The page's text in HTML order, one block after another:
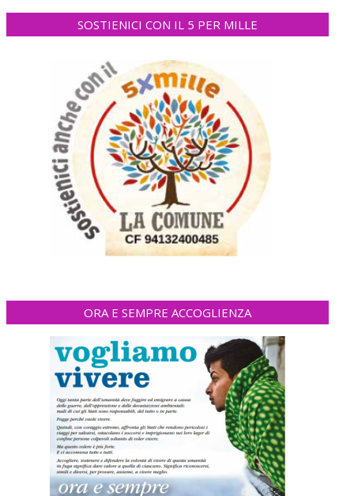
SOSTIENICI CON IL 5 PER MILLE
ORA E SEMPRE ACCOGLIENZA